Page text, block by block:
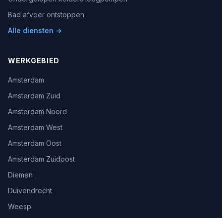
Bad afvoer ontstoppen
Alle diensten →
WERKGEBIED
Amsterdam
Amsterdam Zuid
Amsterdam Noord
Amsterdam West
Amsterdam Oost
Amsterdam Zuidoost
Diemen
Duivendrecht
Weesp